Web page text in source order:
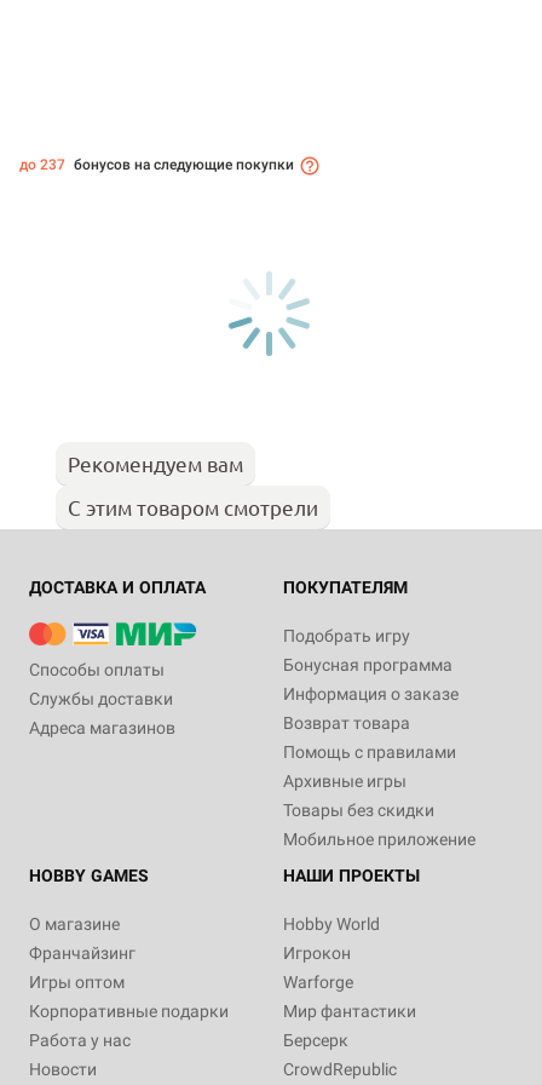
до 237 бонусов на следующие покупки
Рекомендуем вам
С этим товаром смотрели
ДОСТАВКА И ОПЛАТА
Способы оплаты
Службы доставки
Адреса магазинов
ПОКУПАТЕЛЯМ
Подобрать игру
Бонусная программа
Информация о заказе
Возврат товара
Помощь с правилами
Архивные игры
Товары без скидки
Мобильное приложение
HOBBY GAMES
О магазине
Франчайзинг
Игры оптом
Корпоративные подарки
Работа у нас
Новости
НАШИ ПРОЕКТЫ
Hobby World
Игрокон
Warforge
Мир фантастики
Берсерк
CrowdRepublic